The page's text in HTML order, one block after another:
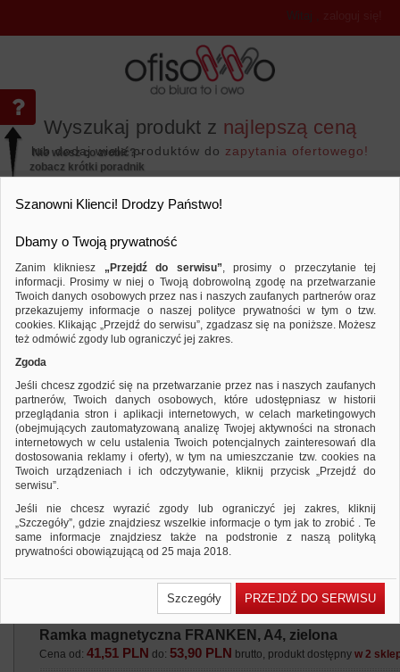
Wyszukaj produkt z najlepszą ceną
lub dodaj wiele produktów do zapytania ofertowego!
Witaj ,
Prezentacja Systemy prezentacyjne
Porównaj produkt: Ramka magnetyczna FRANKEN,
Ramka magnetyczna FRANKEN, A4, zielona
Cena od:41,51 PLN do: 53,90 PLN brutto, produkt dostępnyw 2
Nie wiesz co zrobić? -
zobacz krótki poradnik
Szanowni Klienci! Drodzy Państwo!
Dbamy o Twoją prywatność
Zanim klikniesz „Przejdź do serwisu”, prosimy o przeczytanie tej
informacji. Prosimy w niej o Twoją dobrowolną zgodę na przetwarzanie
Twoich danych osobowych przez nas i naszych zaufanych partnerów oraz
przekazujemy informacje o naszej polityce prywatności w tym o tzw.
cookies. Klikając „Przejdź do serwisu”, zgadzasz się na poniższe. Możesz
też odmówić zgody lub ograniczyć jej zakres.
Zgoda
Jeśli chcesz zgodzić się na przetwarzanie przez nas i naszych zaufanych
partnerów, Twoich danych osobowych, które udostępniasz w historii
przeglądania stron i aplikacji internetowych, w celach marketingowych
(obejmujących zautomatyzowaną analizę Twojej aktywności na stronach
internetowych w celu ustalenia Twoich potencjalnych zainteresowań dla
dostosowania reklamy i oferty), w tym na umieszczanie tzw. cookies na
Twoich urządzeniach i ich odczytywanie, kliknij przycisk „Przejdź do
serwisu”.
Jeśli nie chcesz wyrazić zgody lub ograniczyć jej zakres, kliknij
„Szczegóły”, gdzie znajdziesz wszelkie informacje o tym jak to zrobić . Te
same informacje znajdziesz także na podstronie z naszą polityką
prywatności obowiązującą od 25 maja 2018.
wcześniejsza zgoda której udzieliliście podczas zakładania konta. Każda
Państwa zgoda jest dobrowolna i można ją w dowolnym momencie
Polityka prywatności (rozwiń)
Klauzula Informacyjna (rozwiń)
Szczegóły PRZEJDŹ DO SERWISU